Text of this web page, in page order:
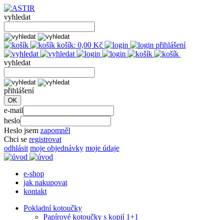
vyhledat
košík: 0,00 Kč přihlášení
vyhledat
přihlášení
e-mail
heslo
Heslo jsem zapomněl
Chci se registrovat
odhlásit moje objednávky moje údaje
e-shop
jak nakupovat
kontakt
Pokladní kotoučky
Papírové kotoučky s kopií 1+1